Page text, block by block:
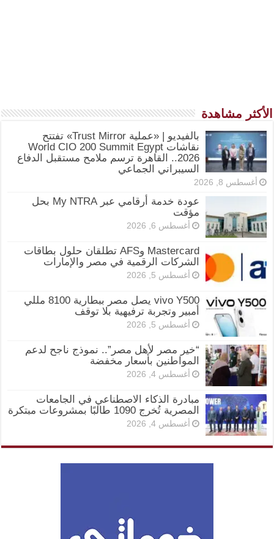
الأكثر مشاهدة
بالفيديو | «عملية Trust Mirror» تفتتح
نقاشات World CIO 200 Summit Egypt
2026.. القاهرة ترسم ملامح مستقبل الدفاع
السيبراني الجماعي
أغسطس 8, 2026
عودة خدمة أرقامي عبر My NTRA بحل
مؤقت
أغسطس 6, 2026
Mastercard وAFS تطلقان حلول بطاقات
الشركات الرقمية في مصر والإمارات
أغسطس 5, 2026
vivo Y500 يصل مصر ببطارية 8100 مللي
أمبير وتجربة ترفيهية بلا توقف
أغسطس 5, 2026
“خير مصر لأهل مصر”.. نموذج ناجح لدعم
المواطنين بأسعار مخفضة
أغسطس 4, 2026
مبادرة الذكاء الاصطناعي في الجامعات
المصرية تُخرج 1090 طالبًا بمشروعات مبتكرة
أغسطس 4, 2026